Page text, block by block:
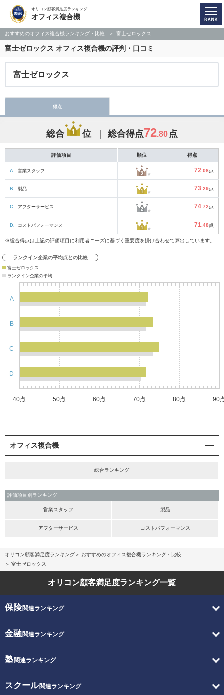
オリコン顧客満足度ランキング
オフィス複合機
おすすめのオフィス複合機ランキング・比較 富士ゼロックス
富士ゼロックス オフィス複合機の評判・口コミ
富士ゼロックス
得点
総合 位 総合得点72.80 点
評価項目 順位 得点
A. 営業スタッフ 72 .08点
B. 製品 73 .29点
C. アフターサービス 74 .72点
D. コストパフォーマンス 71 .48点
※総合得点は上記の評価項目に利用者ニーズに基づく重要度を掛け合わせて算出しています。
ランクイン企業の平均点との比較
富士ゼロックス
ランクイン企業の平均
A
B
C
D
40点 50点 60点 70点 80点 90
オフィス複合機
総合ランキング
評価項目別ランキング
営業スタッフ 製品
アフターサービス コストパフォーマンス
オリコン顧客満足度ランキング
おすすめのオフィス複合機ランキング・比較
富士ゼロックス
オリコン顧客満足度ランキング一覧
保険関連ランキング
金融関連ランキング
塾関連ランキング
スクール関連ランキング